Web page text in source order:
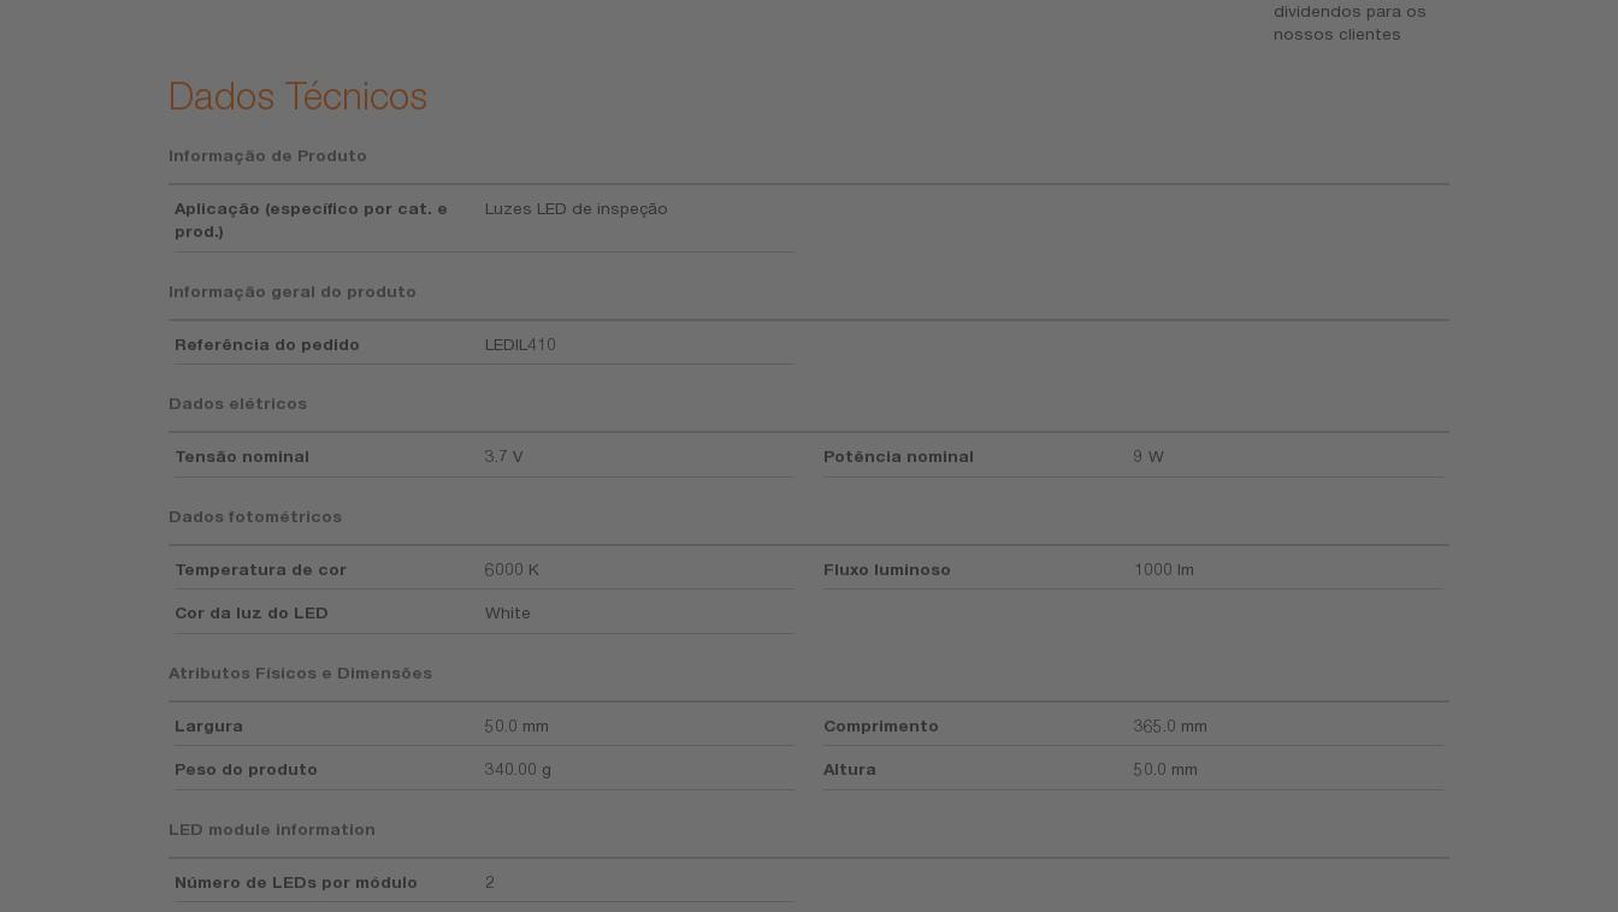
dividendos para os
nossos clientes
Dados Técnicos
Informação de Produto
Aplicação (específico por cat. e
prod.)
Luzes LED de inspeção
Informação geral do produto
Referência do pedido LEDIL410
Dados elétricos
Tensão nominal 3.7 V Potência nominal 9 W
Dados fotométricos
Temperatura de cor 6000 K
Cor da luz do LED White
Fluxo luminoso 1000 lm
Atributos Físicos e Dimensões
Largura 50.0 mm
Peso do produto 340.00 g
Comprimento 365.0 mm
Altura 50.0 mm
LED module information
Número de LEDs por módulo 2